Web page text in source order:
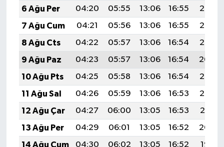
6 Ağu Per
04:20 05:55 13:06 16:55
20:08
7 Ağu Cum
04:21 05:56 13:06 16:55
20:07
8 Ağu Cts
04:22 05:57 13:06 16:54
20:06
9 Ağu Paz
04:23 05:57 13:06 16:54
20:04
10 Ağu Pts
04:25 05:58 13:06 16:54
20:03
11 Ağu Sal
04:26 05:59 13:06 16:53
20:02
12 Ağu Çar
04:27 06:00 13:05 16:53
20:01
13 Ağu Per
04:29 06:01 13:05 16:52
20:00
14 Ağu Cum
04:30 06:02 13:05 16:52
19:58